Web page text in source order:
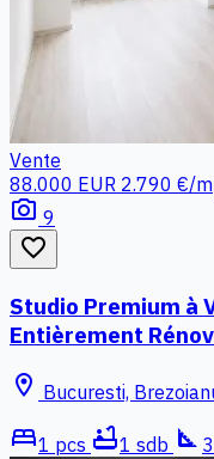
Vente
88.000 EUR 2.790 €/
photo_camera 9
favorite_border
Studio Premium à
Entièrement
location_on Bucuresti,
bed1 pcs bathtub1 sdb square_foot